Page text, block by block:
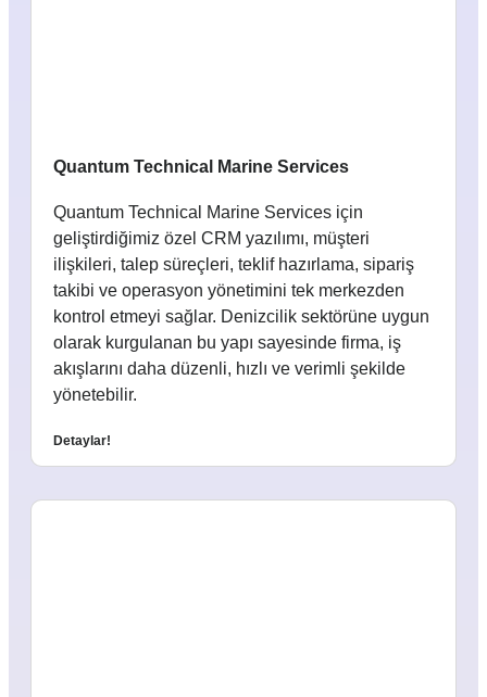
Quantum Technical Marine Services
Quantum Technical Marine Services için
geliştirdiğimiz özel CRM yazılımı, müşteri
ilişkileri, talep süreçleri, teklif hazırlama, sipariş
takibi ve operasyon yönetimini tek merkezden
kontrol etmeyi sağlar. Denizcilik sektörüne uygun
olarak kurgulanan bu yapı sayesinde firma, iş
akışlarını daha düzenli, hızlı ve verimli şekilde
yönetebilir.
Detaylar!